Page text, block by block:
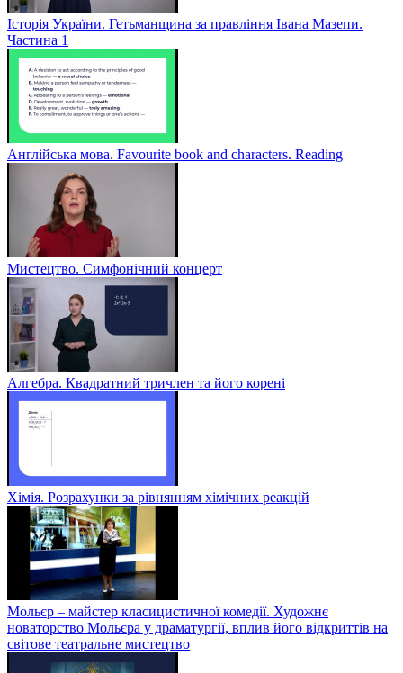
Історія України. Гетьманщина за правління Івана Мазепи.
Частина 1
Англійська мова. Favourite book and characters. Reading
Мистецтво. Симфонічний концерт
Алгебра. Квадратний тричлен та його корені
Хімія. Розрахунки за рівнянням хімічних реакцій
Мольєр – майстер класицистичної комедії. Художнє
новаторство Мольєра у драматургії, вплив його відкриттів на
світове театральне мистецтво